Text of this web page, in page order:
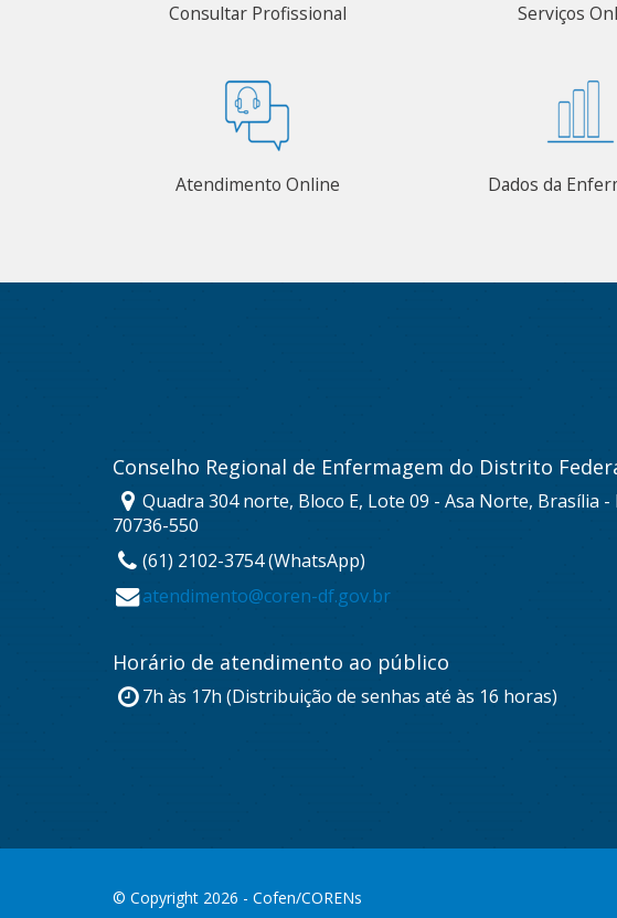
Consultar Profissional Serviços
Atendimento Online Dados da
Conselho Regional de Enfermagem do Distrito
Quadra 304 norte, Bloco E, Lote 09 - Asa Norte, Brasília -
70736-550
(61) 2102-3754 (WhatsApp)
atendimento@coren-df.gov.br
Horário de atendimento ao público
7h às 17h (Distribuição de senhas até às 16 horas)
© Copyright 2026 - Cofen/CORENs